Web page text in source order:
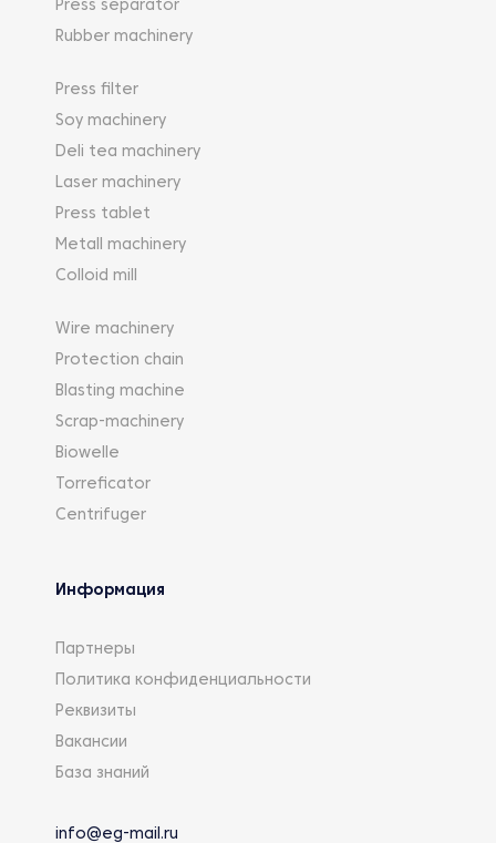
Press separator
Rubber machinery
Press filter
Soy machinery
Deli tea machinery
Laser machinery
Press tablet
Metall machinery
Colloid mill
Wire machinery
Protection chain
Blasting machine
Scrap-machinery
Biowelle
Torreficator
Centrifuger
Информация
Партнеры
Политика конфиденциальности
Реквизиты
Вакансии
База знаний
info@eg-mail.ru